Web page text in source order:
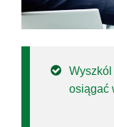
osiągać